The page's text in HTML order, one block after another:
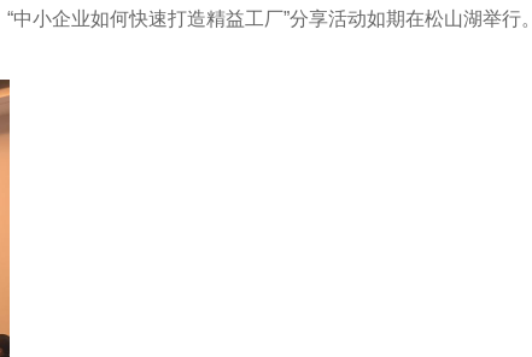
“中小企业如何快速打造精益工厂”分享活动如期在松山湖举行。